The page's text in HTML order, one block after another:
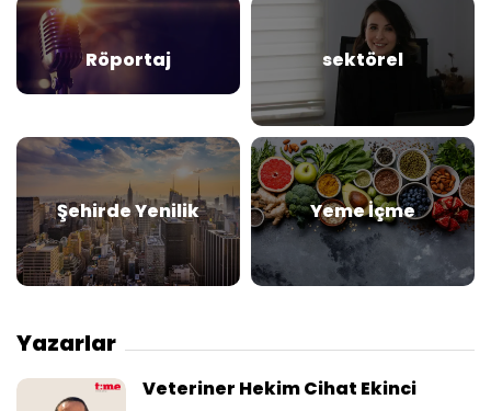
Röportaj sektörel
Şehirde Yenilik Yeme İçme
Yazarlar
Veteriner Hekim Cihat Ekinci